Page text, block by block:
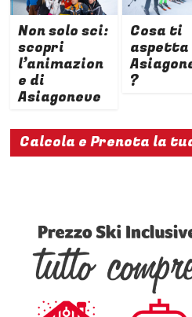
Non solo sci:
scopri
l’animazion
e di
Asiagoneve
Cosa ti
aspetta
?
Calcola e Prenota la